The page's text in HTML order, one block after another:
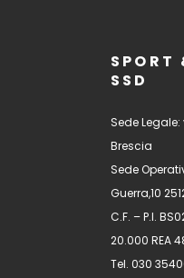
SPORT
SSD
Sede
Brescia
Sede
Guerra,10
C.F. – P.I.
20.000 REA
Tel. 030